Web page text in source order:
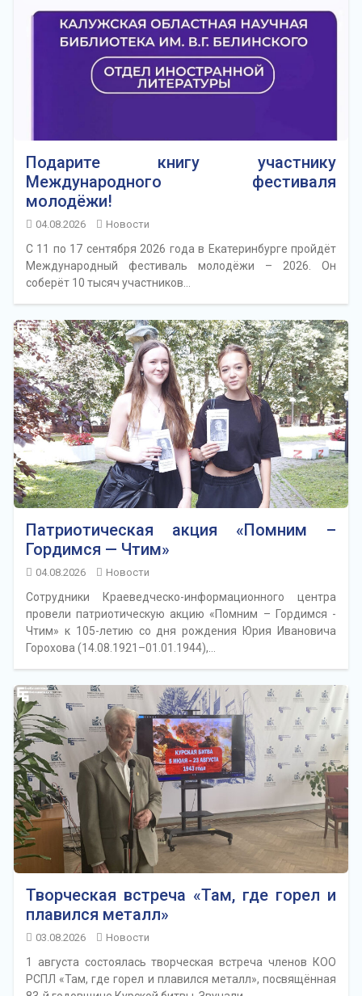
Подарите книгу участнику
Международного фестиваля
молодёжи!
04.08.2026 Новости
С 11 по 17 сентября 2026 года в Екатеринбурге пройдёт
Международный фестиваль молодёжи – 2026. Он
соберёт 10 тысяч участников…
Патриотическая акция «Помним –
Гордимся — Чтим»
04.08.2026 Новости
Сотрудники Краеведческо-информационного центра
провели патриотическую акцию «Помним – Гордимся -
Чтим» к 105-летию со дня рождения Юрия Ивановича
Горохова (14.08.1921–01.01.1944),…
Творческая встреча «Там, где горел и
плавился металл»
03.08.2026 Новости
1 августа состоялась творческая встреча членов КОО
РСПЛ «Там, где горел и плавился металл», посвящённая